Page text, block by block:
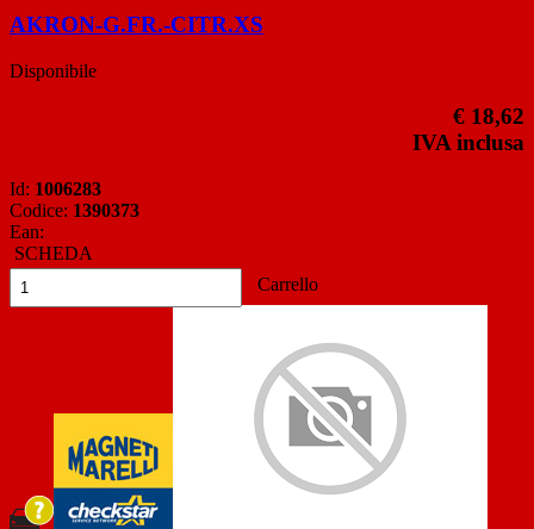
AKRON-G.FR.-CITR.XS
Disponibile
€ 18,62
IVA inclusa
Id: 1006283
Codice: 1390373
Ean:
SCHEDA
Carrello